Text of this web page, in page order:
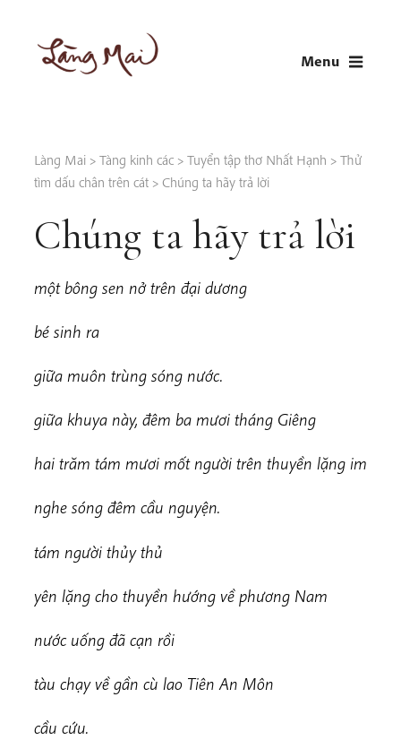
content
Menu
Làng Mai > Tàng kinh các > Tuyển tập thơ Nhất Hạnh > Thử
tìm dấu chân trên cát > Chúng ta hãy trả lời
Chúng ta hãy trả lời
một bông sen nở trên đại dương
bé sinh ra
giữa muôn trùng sóng nước.
giữa khuya này, đêm ba mươi tháng Giêng
hai trăm tám mươi mốt người trên thuyền lặng im
nghe sóng đêm cầu nguyện.
tám người thủy thủ
yên lặng cho thuyền hướng về phương Nam
nước uống đã cạn rồi
tàu chạy về gần cù lao Tiên An Môn
cầu cứu.